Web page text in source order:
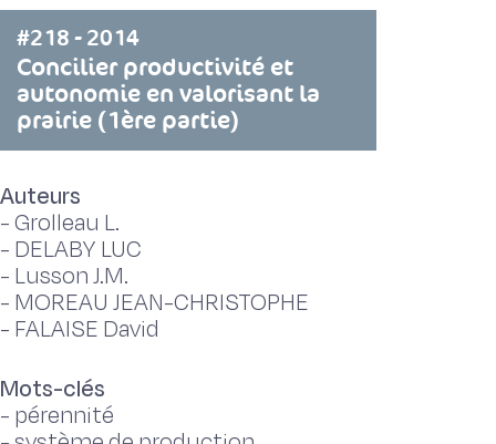
#218 - 2014
Concilier productivité et
autonomie en valorisant la
prairie (1ère partie)
Auteurs
-Grolleau L.
- DELABY LUC
- Lusson J.M.
- MOREAU JEAN-CHRISTOPHE
- FALAISE David
Mots-clés
- pérennité